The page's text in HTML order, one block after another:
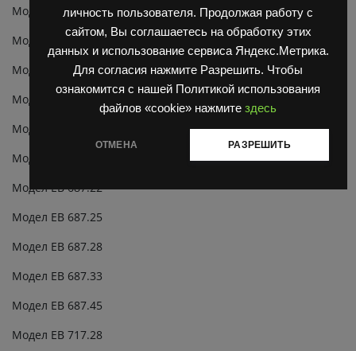
личность пользователя. Продолжая работу с
сайтом, Вы соглашаетесь на обработку этих
данных и использование сервиса Яндекс.Метрика.
Для согласия нажмите Разрешить. Чтобы
ознакомится с нашей Политикой использования
файлов «cookie» нажмите здесь
ОТМЕНА РАЗРЕШИТЬ
Модел ДВ 1792.40
Модел ДВ 1792.45
Модел ДВ 1794.28
Модел ДВ 1794.33
Модел ДВ 1794.40
Модел ДВ 1794.45
Модел ЕВ 687.22
Модел ЕВ 687.25
Модел ЕВ 687.28
Модел ЕВ 687.33
Модел ЕВ 687.45
Модел ЕВ 717.28